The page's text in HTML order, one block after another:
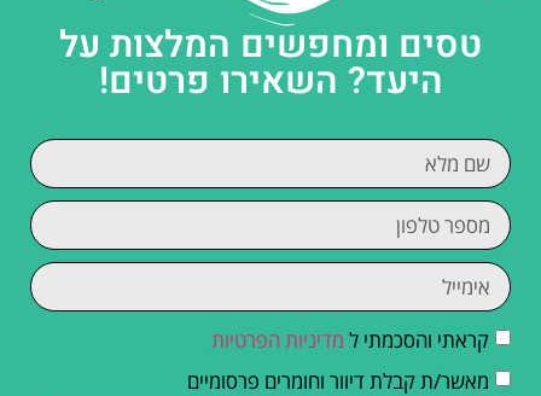
טסים ומחפשים המלצות על
היעד? השאירו פרטים!
קראתי והסכמתי ל מדיניות הפרטיות
מאשר/ת קבלת דיוור וחומרים פרסומיים